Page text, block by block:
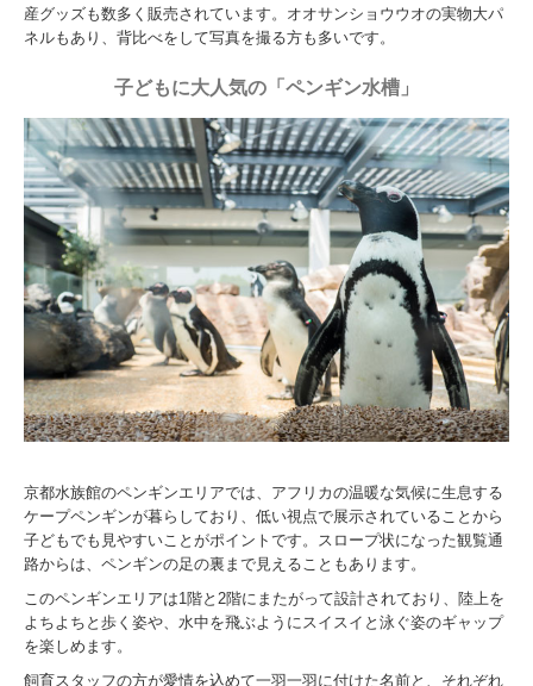
産グッズも数多く販売されています。オオサンショウウオの実物大パ
ネルもあり、背比べをして写真を撮る方も多いです。
子どもに大人気の「ペンギン水槽」
京都水族館のペンギンエリアでは、アフリカの温暖な気候に生息する
ケープペンギンが暮らしており、低い視点で展示されていることから
子どもでも見やすいことがポイントです。スロープ状になった観覧通
路からは、ペンギンの足の裏まで見えることもあります。
このペンギンエリアは1階と2階にまたがって設計されており、陸上を
よちよちと歩く姿や、水中を飛ぶようにスイスイと泳ぐ姿のギャップ
を楽しめます。
飼育スタッフの方が愛情を込めて一羽一羽に付けた名前と、それぞれ